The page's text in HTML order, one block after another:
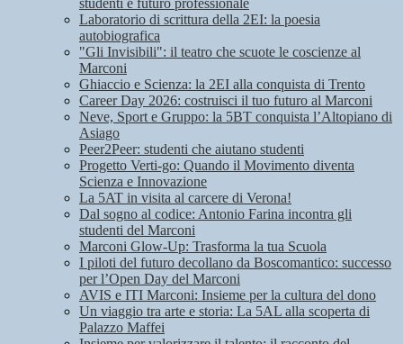
studenti e futuro professionale
Laboratorio di scrittura della 2EI: la poesia
autobiografica
"Gli Invisibili": il teatro che scuote le coscienze al
Marconi
Ghiaccio e Scienza: la 2EI alla conquista di Trento
Career Day 2026: costruisci il tuo futuro al Marconi
Neve, Sport e Gruppo: la 5BT conquista l’Altopiano di
Asiago
Peer2Peer: studenti che aiutano studenti
Progetto Verti-go: Quando il Movimento diventa
Scienza e Innovazione
La 5AT in visita al carcere di Verona!
Dal sogno al codice: Antonio Farina incontra gli
studenti del Marconi
Marconi Glow-Up: Trasforma la tua Scuola
I piloti del futuro decollano da Boscomantico: successo
per l’Open Day del Marconi
AVIS e ITI Marconi: Insieme per la cultura del dono
Un viaggio tra arte e storia: La 5AL alla scoperta di
Palazzo Maffei